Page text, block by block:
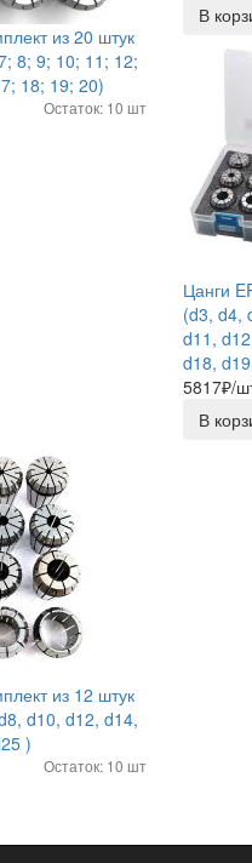
из 20 штук
8; 9; 10; 11; 12;
18; 19; 20)
Остаток: 10 шт
В
Цанги
(d3, d4,
d11,
d18,
5817₽/
В
из 12 штук
d10, d12, d14,
)
Остаток: 10 шт